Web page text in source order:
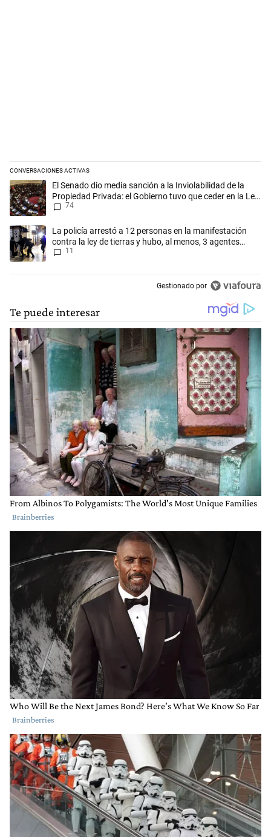
CONVERSACIONES ACTIVAS
Este listado muestra los artículos con más comentarios en los
Un artículo de tendencia con el título "El Senado dio media sanción a
El Senado dio media sanción a la Inviolabilidad de la
Propiedad Privada: el Gobierno tuvo que ceder en la Ley
del Manejo del Fuego
74
Un artículo de tendencia con el título "La policía arrestó a 12
La policía arrestó a 12 personas en la manifestación
contra la ley de tierras y hubo, al menos, 3 agentes
heridos
11
Gestionado por